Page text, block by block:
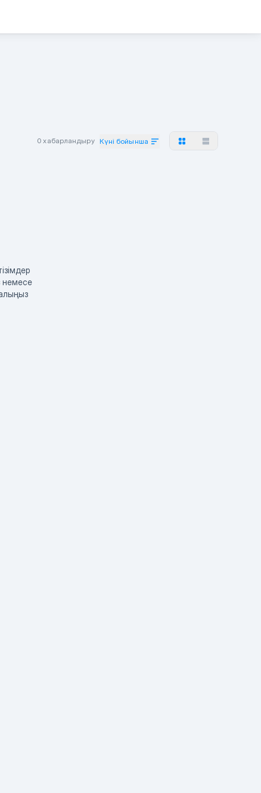
0 хабарландыру Күні бойынша
немесе